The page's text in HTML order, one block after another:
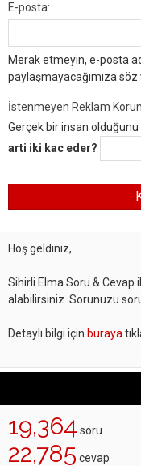
E-posta:
Merak etmeyin, e-posta
paylaşmayacağımıza söz
İstenmeyen Reklam
Gerçek bir insan
arti iki kac eder?
Hoş geldiniz,
Sihirli Elma Soru & Cevap
alabilirsiniz. Sorunuzu
Detaylı bilgi için buraya
19,364 soru
22,785 cevap